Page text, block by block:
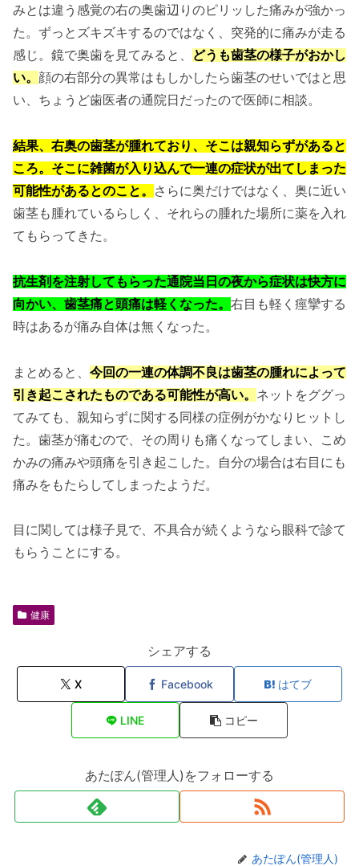
みとは違う感覚の右の奥歯辺りのピリッした痛みが強かっ
た。ずっとズキズキするのではなく、突発的に痛みが走る
感じ。鏡で奥歯を見てみると、
どうも歯茎の様子がおかし
い。 顔の右部分の異常はもしかしたら歯茎のせいではと思
い、ちょうど歯医者の通院日だったので医師に相談。
結果、右奥の歯茎が腫れており、そこは親知らずがあると
ころ。そこに雑菌が入り込んで一連の症状が出てしまった
可能性があるとのこと。
さらに奥だけではなく、奥に近い
歯茎も腫れているらしく、それらの腫れた場所に薬を入れ
てもらってきた。
抗生剤を注射してもらった通院当日の夜から症状は快方に
向かい、歯茎痛と頭痛は軽くなった。 右目も軽く痙攣する
時はあるが痛み自体は無くなった。
まとめると、 今回の一連の体調不良は歯茎の腫れによって
引き起こされたものである可能性が高い。 ネットをググっ
てみても、親知らずに関する同様の症例がかなりヒットし
た。歯茎が痛むので、その周りも痛くなってしまい、こめ
かみの痛みや頭痛を引き起こした。自分の場合は右目にも
痛みをもたらしてしまったようだ。
目に関しては様子見で、不具合が続くようなら眼科で診て
もらうことにする。
健康
シェアする
X Facebook はてブ
LINE コピー
あたぽん(管理人)をフォローする
あたぽん(管理人)